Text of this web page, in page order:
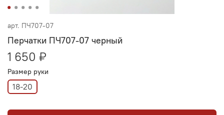
арт. ПЧ707-07
Перчатки ПЧ707-07 черный
1 650 ₽
Размер руки
18-20